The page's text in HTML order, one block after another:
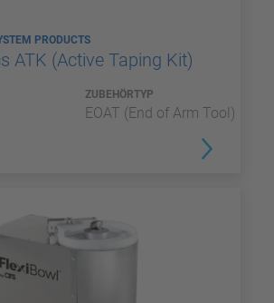
PRODUCTS
ATK (Active Taping Kit)
ZUBEHÖRTYP
EOAT (End of Arm Tool)